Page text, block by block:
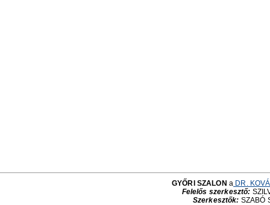
GYŐRI SZALON a DR.
Felelős szerkesztő:
Szerkesztők: SZABÓ